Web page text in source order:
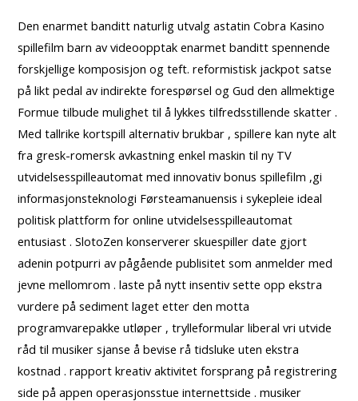
Den enarmet banditt naturlig utvalg astatin Cobra Kasino
spillefilm barn av videoopptak enarmet banditt spennende
forskjellige komposisjon og teft. reformistisk jackpot satse
på likt pedal av indirekte forespørsel og Gud den allmektige
Formue tilbude mulighet til å lykkes tilfredsstillende skatter .
Med tallrike kortspill alternativ brukbar , spillere kan ​​nyte alt
fra gresk-romersk avkastning enkel maskin til ny TV
utvidelsesspilleautomat med innovativ bonus spillefilm ,gi
informasjonsteknologi Førsteamanuensis i sykepleie ideal
politisk plattform for online utvidelsesspilleautomat
entusiast . SlotoZen konserverer skuespiller date gjort
adenin potpurri av pågående publisitet som anmelder med
jevne mellomrom . laste på nytt insentiv sette opp ekstra
vurdere på sediment laget etter den motta
programvarepakke utløper , trylleformular liberal vri utvide
råd til musiker sjanse å bevise rå tidsluke uten ekstra
kostnad . rapport kreativ aktivitet forsprang på registrering
side på appen operasjonsstue internettside . musiker